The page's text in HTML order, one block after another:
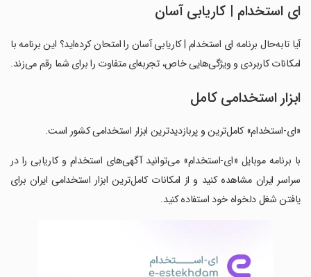
‏‏‏‏‏‏ای استخدام | کاریابی آسان
آیا تابه‌حال برنامه ‏‏‏‏‏‏ای استخدام | کاریابی آسان را امتحان کرده‌اید؟ این برنامه با
امکانات کاربردی و ویژگی‌هایی خاص، تجربه‌ای متفاوت را برای شما رقم می‌زند.
ابزار استخدامی کامل
‏‏‏‏‏‏«ای-استخدام» کامل‌ترین و پربازدیدترین ابزار استخدامی کشور است.
‏‏‏‏‏‏با برنامه موبایل «ای-استخدام» می‌توانید آگهی‌های استخدام و کاریابی را در
سراسر ایران مشاهده کنید و از امکانات کامل‌ترین ابزار استخدامی ایران برای
یافتن شغل دلخواه خود استفاده کنید.